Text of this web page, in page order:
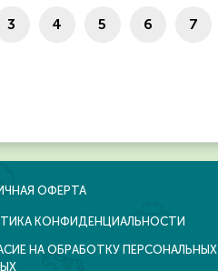
3 4 5 6 7
ОФЕРТА
КОНФИДЕНЦИАЛЬНОСТИ
НА ОБРАБОТКУ ПЕРСОНАЛЬНЫХ